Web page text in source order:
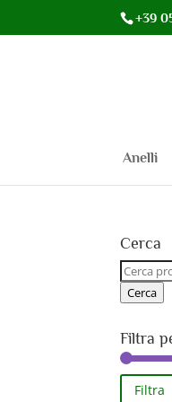
+39
Anelli
Cerca
Cerca:
Cerca
Filtra
Filtra